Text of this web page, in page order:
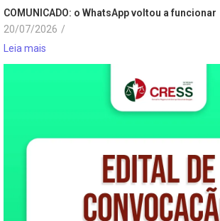
COMUNICADO: o WhatsApp voltou a funcionar
20/07/2026 /
Leia mais